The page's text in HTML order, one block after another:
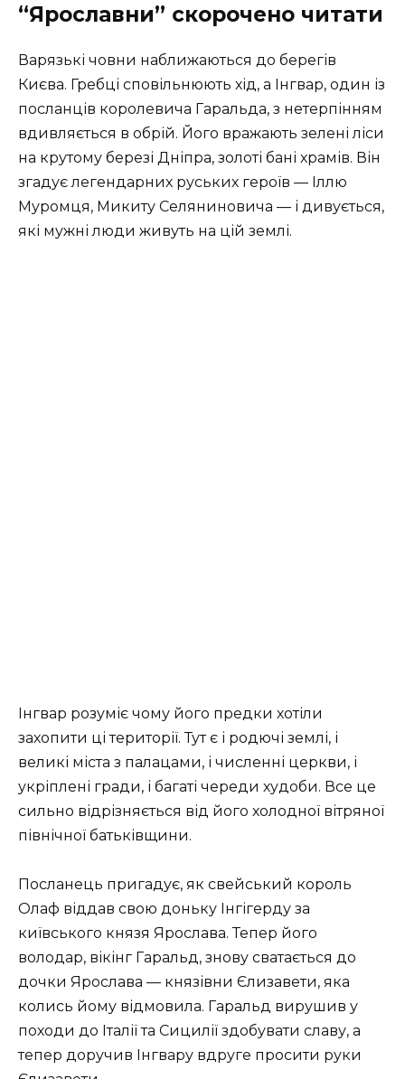
“Ярославни” скорочено читати
Варязькі човни наближаються до берегів
Києва. Гребці сповільнюють хід, а Інгвар, один із
посланців королевича Гаральда, з нетерпінням
вдивляється в обрій. Його вражають зелені ліси
на крутому березі Дніпра, золоті бані храмів. Він
згадує легендарних руських героїв — Іллю
Муромця, Микиту Селяниновича — і дивується,
які мужні люди живуть на цій землі.
Інгвар розуміє чому його предки хотіли
захопити ці території. Тут є і родючі землі, і
великі міста з палацами, і численні церкви, і
укріплені гради, і багаті череди худоби. Все це
сильно відрізняється від його холодної вітряної
північної батьківщини.
Посланець пригадує, як свейський король
Олаф віддав свою доньку Інгігерду за
київського князя Ярослава. Тепер його
володар, вікінг Гаральд, знову сватається до
дочки Ярослава — князівни Єлизавети, яка
колись йому відмовила. Гаральд вирушив у
походи до Італії та Сицилії здобувати славу, а
тепер доручив Інгвару вдруге просити руки